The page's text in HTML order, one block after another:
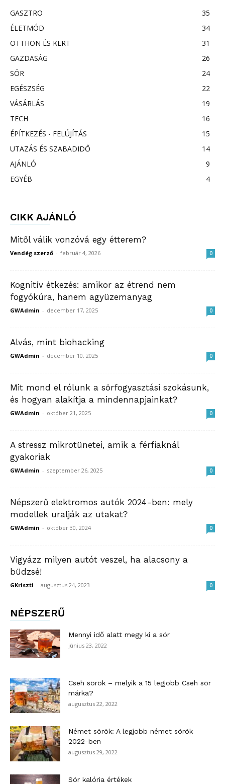
GASZTRO
35
ÉLETMÓD
34
OTTHON ÉS KERT
31
GAZDASÁG
26
SÖR
24
EGÉSZSÉG
22
VÁSÁRLÁS
19
TECH
16
ÉPÍTKEZÉS - FELÚJÍTÁS
15
UTAZÁS ÉS SZABADIDŐ
14
AJÁNLÓ
9
EGYÉB
4
CIKK AJÁNLÓ
Mitől válik vonzóvá egy étterem?
Vendég szerző - február 4, 2026 0
Kognitív étkezés: amikor az étrend nem
fogyókúra, hanem agyüzemanyag
GWAdmin - december 17, 2025 0
Alvás, mint biohacking
GWAdmin - december 10, 2025 0
Mit mond el rólunk a sörfogyasztási szokásunk,
és hogyan alakítja a mindennapjainkat?
GWAdmin - október 21, 2025 0
A stressz mikrotünetei, amik a férfiaknál
gyakoriak
GWAdmin - szeptember 26, 2025 0
Népszerű elektromos autók 2024-ben: mely
modellek uralják az utakat?
GWAdmin - október 30, 2024 0
Vigyázz milyen autót veszel, ha alacsony a
büdzsé!
GKriszti - augusztus 24, 2023 0
NÉPSZERŰ
Mennyi idő alatt megy ki a sör
június 23, 2022
Cseh sörök – melyik a 15 legjobb Cseh sör
márka?
augusztus 22, 2022
Német sörök: A legjobb német sörök
2022-ben
augusztus 29, 2022
Sör kalória értékek